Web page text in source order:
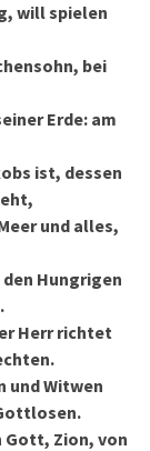
will spielen
bei
Erde: am
ist, dessen
und alles,
Hungrigen
Herr richtet
und Witwen
Gott, Zion, von